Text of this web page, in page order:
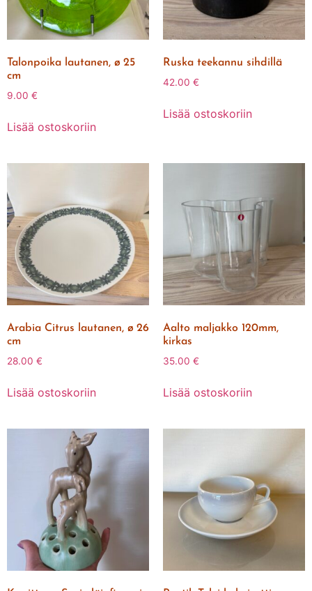
Talonpoika lautanen, ø 25
cm
9.00 €
Lisää ostoskoriin
Ruska teekannu sihdillä
42.00 €
Lisää ostoskoriin
Arabia Citrus lautanen, ø 26
cm
28.00 €
Lisää ostoskoriin
Aalto maljakko 120mm,
kirkas
35.00 €
Lisää ostoskoriin